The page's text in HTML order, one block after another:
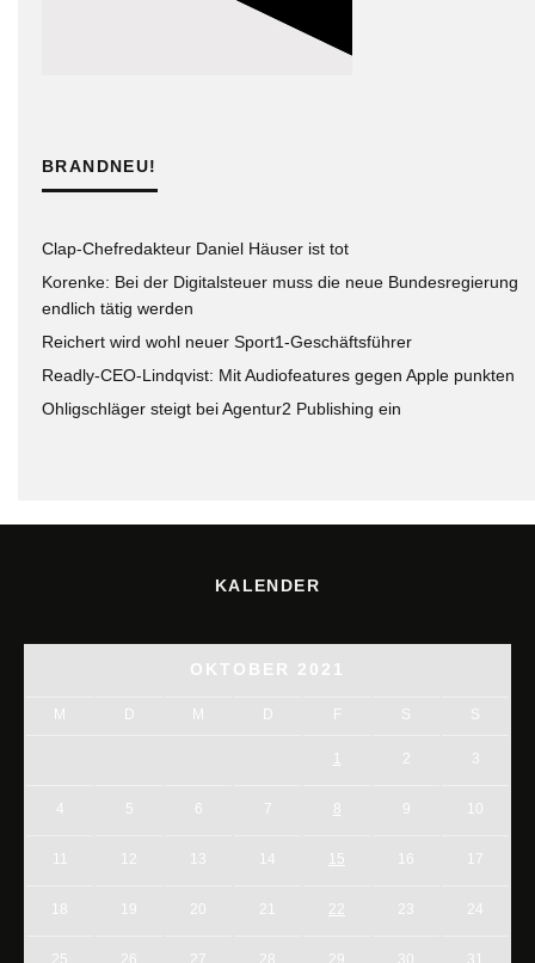
BRANDNEU!
Clap-Chefredakteur Daniel Häuser ist tot
Korenke: Bei der Digitalsteuer muss die neue Bundesregierung
endlich tätig werden
Reichert wird wohl neuer Sport1-Geschäftsführer
Readly-CEO-Lindqvist: Mit Audiofeatures gegen Apple punkten
Ohligschläger steigt bei Agentur2 Publishing ein
KALENDER
OKTOBER 2021
M D M D F S S
1 2 3
4 5 6 7 8 9 10
11 12 13 14 15 16 17
18 19 20 21 22 23 24
25 26 27 28 29 30 31